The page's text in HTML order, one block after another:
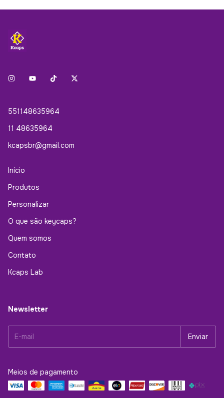
551148635964
11 48635964
kcapsbr@gmail.com
Início
Produtos
Personalizar
O que são keycaps?
Quem somos
Contato
Kcaps Lab
Newsletter
Meios de pagamento